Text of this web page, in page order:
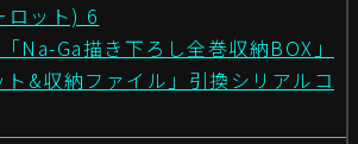
ット) 6
Na-Ga描き下ろし全巻収納BOX」
&収納ファイル」引換シリアルコ